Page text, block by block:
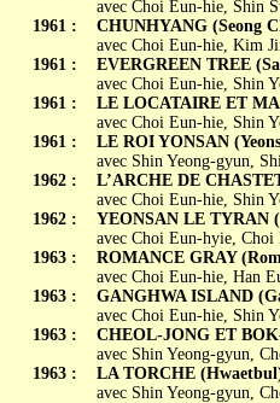
1961 :
1961 :
1961 :
1961 :
1962 :
1962 :
1963 :
1963 :
1963 :
1963 :
avec Choi Eun-hie, Shin
CHUNHYANG (Seong
avec Choi Eun-hie, Kim
EVERGREEN TREE
avec Choi Eun-hie, Shin
LE LOCATAIRE ET MA
avec Choi Eun-hie, Shin
LE ROI YONSAN
avec Shin Yeong-gyun,
L’ARCHE DE
avec Choi Eun-hie, Shin
YEONSAN LE TYRAN
avec Choi Eun-hyie, Choi
ROMANCE GRAY
avec Choi Eun-hie, Han
GANGHWA ISLAND
avec Choi Eun-hie, Shin
CHEOL-JONG ET
avec Shin Yeong-gyun,
LA TORCHE
avec Shin Yeong-gyun,